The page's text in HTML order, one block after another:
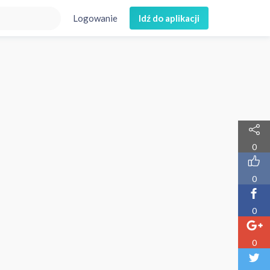
Logowanie Idź do aplikacji
0
0
0
0